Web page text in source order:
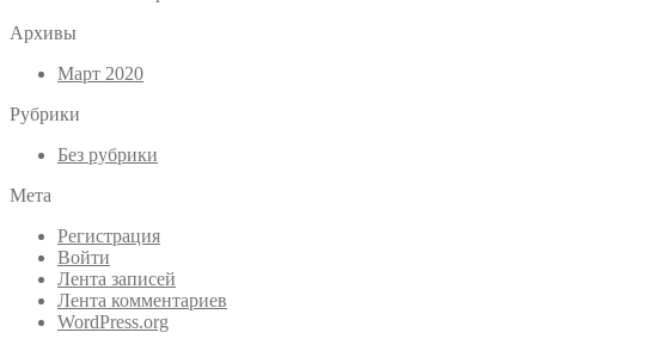
Архивы
Март 2020
Рубрики
Без рубрики
Мета
Регистрация
Войти
Лента записей
Лента комментариев
WordPress.org